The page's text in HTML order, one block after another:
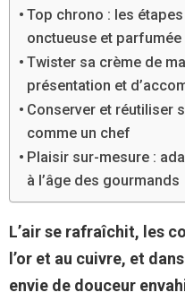
Top chrono : les
onctueuse et parfumée
Twister sa crème de
présentation et
Conserver et réutiliser
comme un chef
Plaisir sur-mesure :
à l’âge des gourmands
L’air se rafraîchit, les
l’or et au cuivre, et
envie de douceur